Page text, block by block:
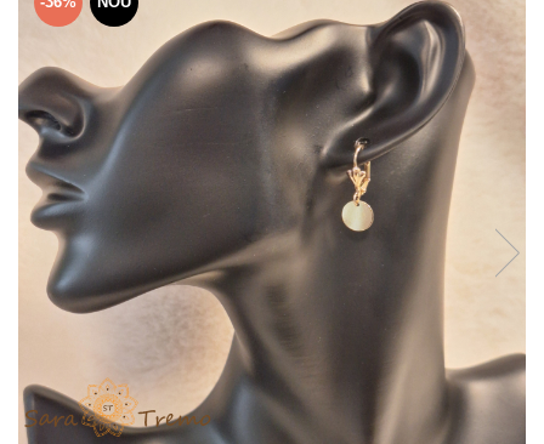
Bijuterii pentru barbati
Inele
Lanturi
Bratari
Talismane
Verighete
Bijuterii din argint placate cu aur